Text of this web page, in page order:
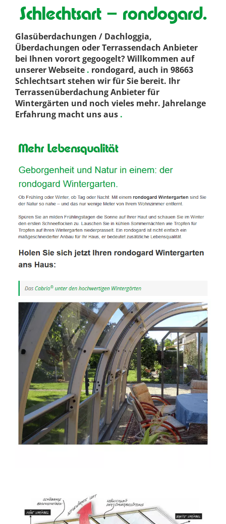
Schlechtsart – rondogard.
Glasüberdachungen / Dachloggia,
Überdachungen oder Terrassendach Anbieter
bei Ihnen vorort gegoogelt? Willkommen auf
unserer Webseite . rondogard, auch in 98663
Schlechtsart stehen wir für Sie bereit. Ihr
Terrassenüberdachung Anbieter für
Wintergärten und noch vieles mehr. Jahrelange
Erfahrung macht uns aus .